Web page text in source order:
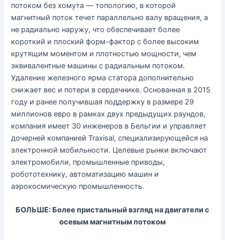
потоком без хомута — топологию, в которой
магнитный поток течет параллельно валу вращения, а
не радиально наружу, что обеспечивает более
короткий и плоский форм-фактор с более высоким
крутящим моментом и плотностью мощности, чем
эквивалентные машины с радиальным потоком.
Удаление железного ярма статора дополнительно
снижает вес и потери в сердечнике. Основанная в 2015
году и ранее получившая поддержку в размере 29
миллионов евро в рамках двух предыдущих раундов,
компания имеет 30 инженеров в Бельгии и управляет
дочерней компанией Traxisal, специализирующейся на
электронной мобильности. Целевые рынки включают
электромобили, промышленные приводы,
робототехнику, автоматизацию машин и
аэрокосмическую промышленность.
БОЛЬШЕ: Более пристальный взгляд на двигатели с
осевым магнитным потоком